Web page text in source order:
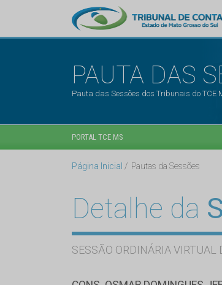
PAUTA DAS
Pauta das Sessões dos Tribunais do TCE
PORTAL TCE MS
Página Inicial Pautas da Sessões
Detalhe da
SESSÃO ORDINÁRIA